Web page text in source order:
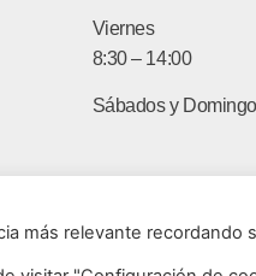
Viernes
8:30 – 14:00
Sábados y
más relevante recordando